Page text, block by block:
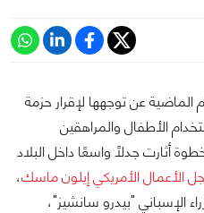
الماضية عن توجهها لإقرار حزمة
الأطفال والمراهقين
أثارت جدلًا واسعًا داخل البلاد
،
الإسباني "بيدرو سانشيز"،